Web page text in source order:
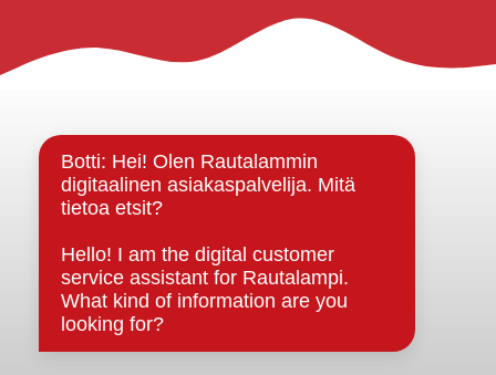
Rautalammin kunta
Strategiat, ohjelmat, ohjeet, suunnitelmat, säännöt ja
sopimukset
Asiakirjajulkisuuskuvaus
Evästeet
Saavutettavuusseloste
Tietosuoja
Tietosuojaselosteet